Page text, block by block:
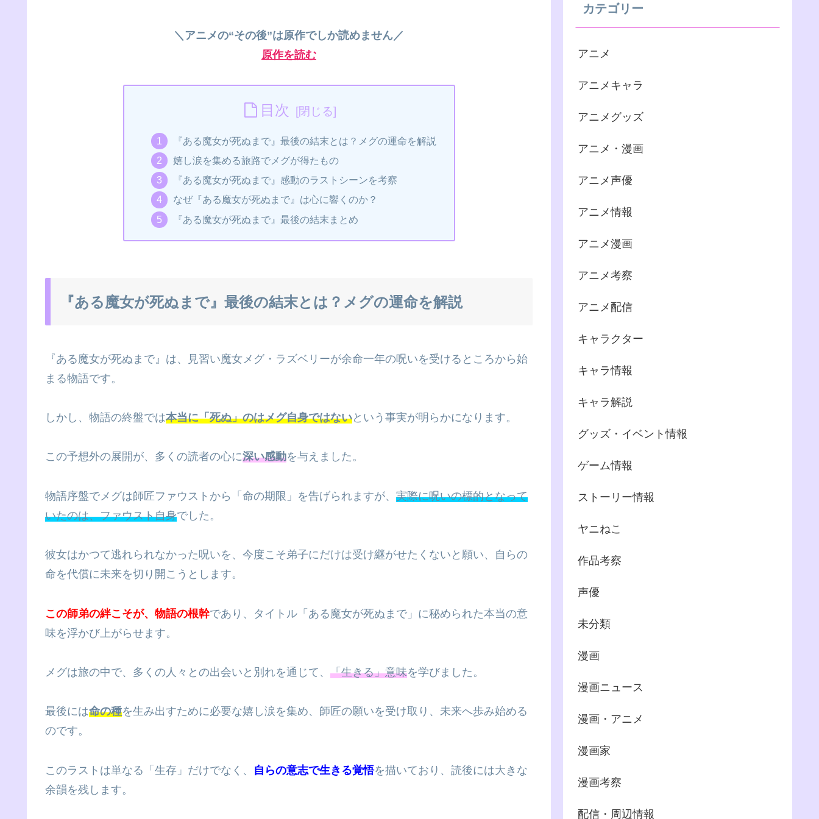
＼アニメの“その後”は原作でしか読めません／
原作を読む
目次
『ある魔女が死ぬまで』最後の結末とは？メグの運命を解説
嬉し涙を集める旅路でメグが得たもの
『ある魔女が死ぬまで』感動のラストシーンを考察
なぜ『ある魔女が死ぬまで』は心に響くのか？
『ある魔女が死ぬまで』最後の結末まとめ
『ある魔女が死ぬまで』最後の結末とは？メグの運命を解説
『ある魔女が死ぬまで』は、見習い魔女メグ・ラズベリーが余命一年の呪いを受けるところから始
まる物語です。
しかし、物語の終盤では本当に「死ぬ」のはメグ自身ではないという事実が明らかになります。
この予想外の展開が、多くの読者の心に深い感動を与えました。
物語序盤でメグは師匠ファウストから「命の期限」を告げられますが、 実際に呪いの標的となって
いたのは、ファウスト自身でした。
彼女はかつて逃れられなかった呪いを、今度こそ弟子にだけは受け継がせたくないと願い、自らの
命を代償に未来を切り開こうとします。
この師弟の絆こそが、物語の根幹であり、タイトル「ある魔女が死ぬまで」に秘められた本当の意
味を浮かび上がらせます。
メグは旅の中で、多くの人々との出会いと別れを通じて、 「生きる」意味を学びました。
最後には命の種を生み出すために必要な嬉し涙を集め、師匠の願いを受け取り、未来へ歩み始める
のです。
このラストは単なる「生存」だけでなく、 自らの意志で生きる覚悟を描いており、読後には大きな
余韻を残します。
カテゴリー
アニメ
アニメキャラ
アニメグッズ
アニメ・漫画
アニメ声優
アニメ情報
アニメ漫画
アニメ考察
アニメ配信
キャラクター
キャラ情報
キャラ解説
グッズ・イベント情報
ゲーム情報
ストーリー情報
ヤニねこ
作品考察
声優
未分類
漫画
漫画ニュース
漫画・アニメ
漫画家
漫画考察
配信・周辺情報